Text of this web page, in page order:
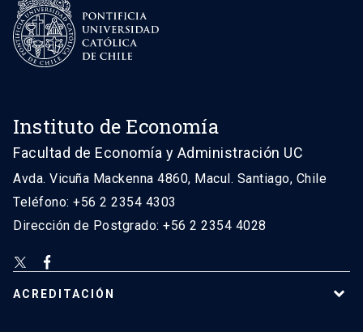
Instituto de Economía
Facultad de Economía y Administración UC
Avda. Vicuña Mackenna 4860, Macul. Santiago, Chile
Teléfono: +56 2 2354 4303
Dirección de Postgrado: +56 2 2354 4028
ACREDITACIÓN